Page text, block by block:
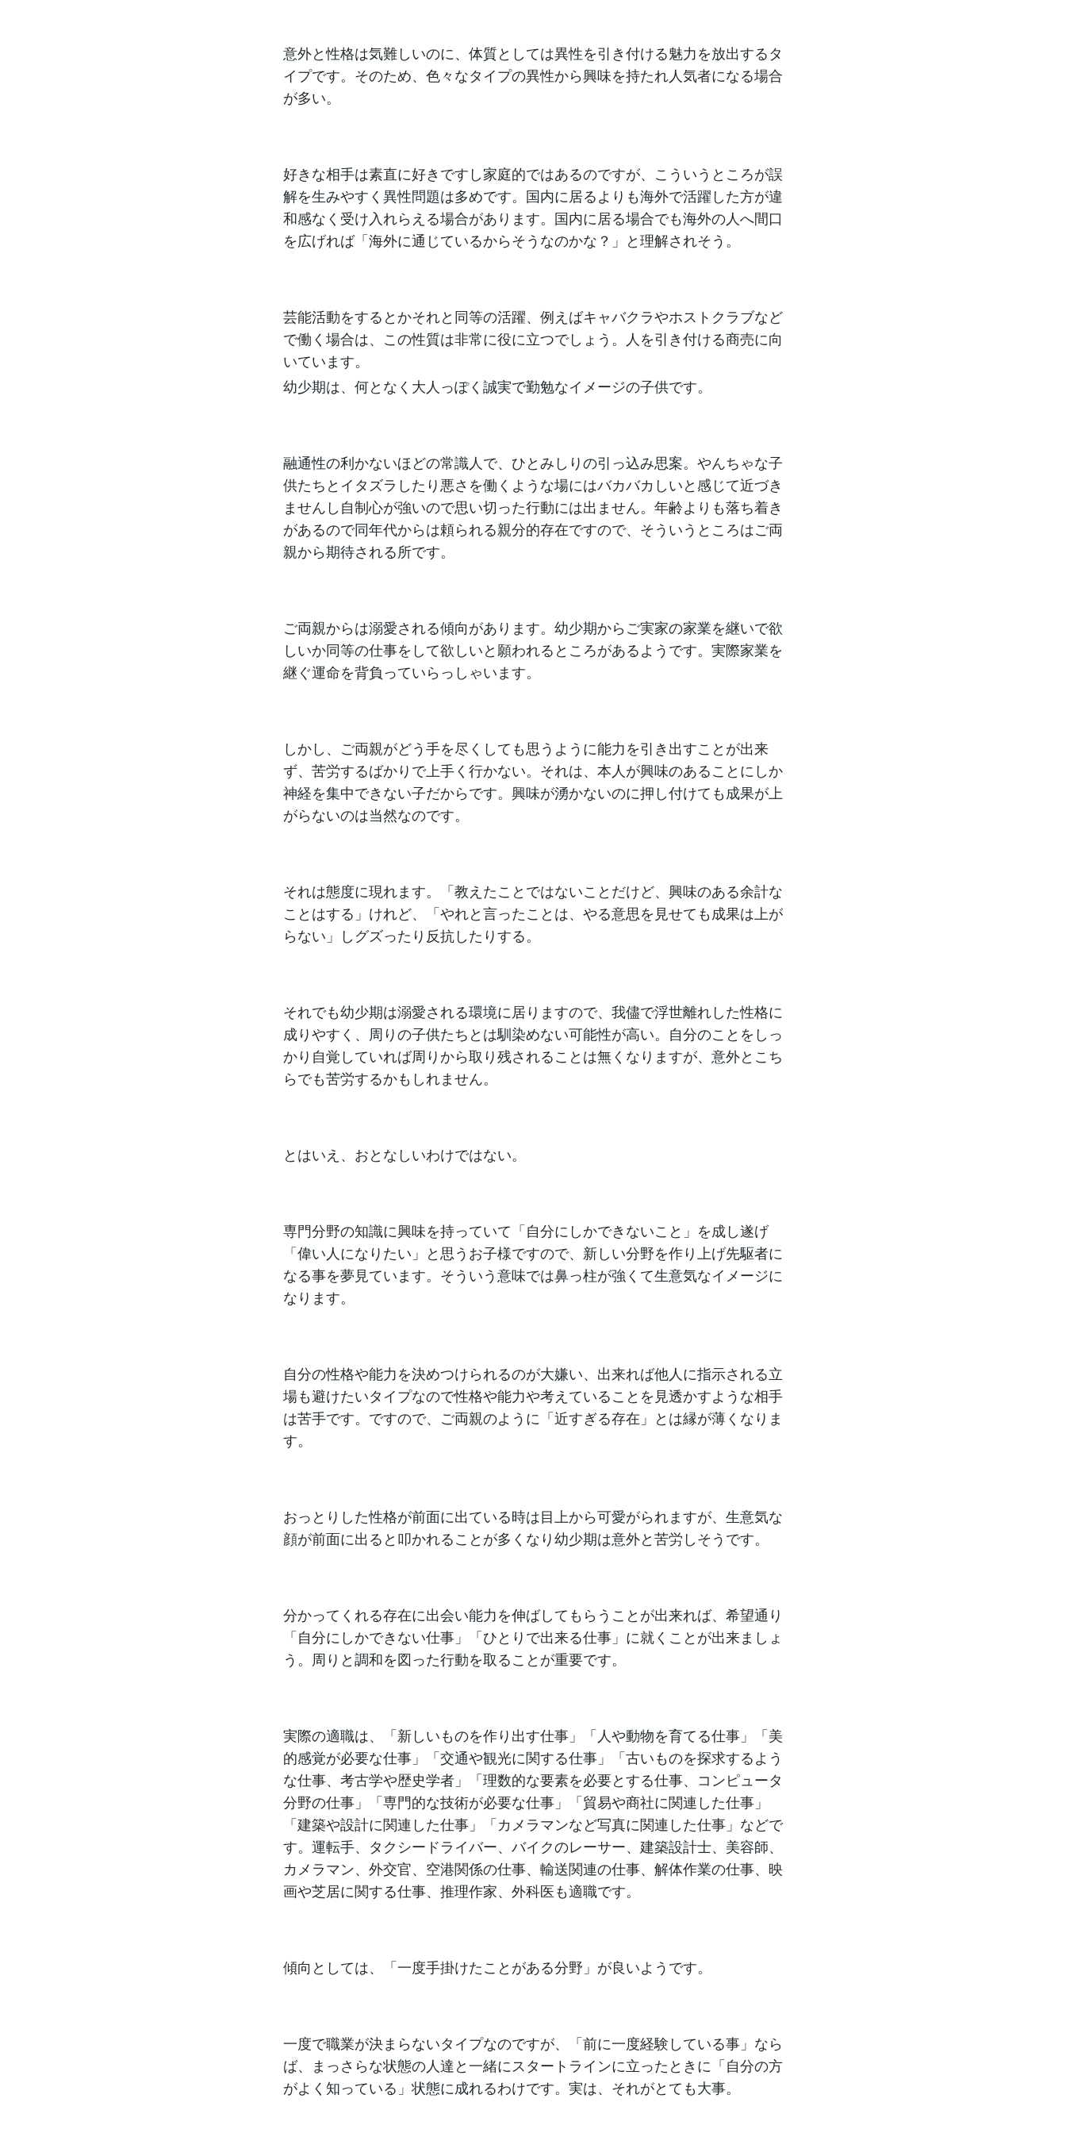
意外と性格は気難しいのに、体質としては異性を引き付ける魅力を放出するタ
イプです。そのため、色々なタイプの異性から興味を持たれ人気者になる場合
が多い。
好きな相手は素直に好きですし家庭的ではあるのですが、こういうところが誤
解を生みやすく異性問題は多めです。国内に居るよりも海外で活躍した方が違
和感なく受け入れらえる場合があります。国内に居る場合でも海外の人へ間口
を広げれば「海外に通じているからそうなのかな？」と理解されそう。
芸能活動をするとかそれと同等の活躍、例えばキャバクラやホストクラブなど
で働く場合は、この性質は非常に役に立つでしょう。人を引き付ける商売に向
いています。
幼少期は、何となく大人っぽく誠実で勤勉なイメージの子供です。
融通性の利かないほどの常識人で、ひとみしりの引っ込み思案。やんちゃな子
供たちとイタズラしたり悪さを働くような場にはバカバカしいと感じて近づき
ませんし自制心が強いので思い切った行動には出ません。年齢よりも落ち着き
があるので同年代からは頼られる親分的存在ですので、そういうところはご両
親から期待される所です。
ご両親からは溺愛される傾向があります。幼少期からご実家の家業を継いで欲
しいか同等の仕事をして欲しいと願われるところがあるようです。実際家業を
継ぐ運命を背負っていらっしゃいます。
しかし、ご両親がどう手を尽くしても思うように能力を引き出すことが出来
ず、苦労するばかりで上手く行かない。それは、本人が興味のあることにしか
神経を集中できない子だからです。興味が湧かないのに押し付けても成果が上
がらないのは当然なのです。
それは態度に現れます。「教えたことではないことだけど、興味のある余計な
ことはする」けれど、「やれと言ったことは、やる意思を見せても成果は上が
らない」しグズったり反抗したりする。
それでも幼少期は溺愛される環境に居りますので、我儘で浮世離れした性格に
成りやすく、周りの子供たちとは馴染めない可能性が高い。自分のことをしっ
かり自覚していれば周りから取り残されることは無くなりますが、意外とこち
らでも苦労するかもしれません。
とはいえ、おとなしいわけではない。
専門分野の知識に興味を持っていて「自分にしかできないこと」を成し遂げ
「偉い人になりたい」と思うお子様ですので、新しい分野を作り上げ先駆者に
なる事を夢見ています。そういう意味では鼻っ柱が強くて生意気なイメージに
なります。
自分の性格や能力を決めつけられるのが大嫌い、出来れば他人に指示される立
場も避けたいタイプなので性格や能力や考えていることを見透かすような相手
は苦手です。ですので、ご両親のように「近すぎる存在」とは縁が薄くなりま
す。
おっとりした性格が前面に出ている時は目上から可愛がられますが、生意気な
顔が前面に出ると叩かれることが多くなり幼少期は意外と苦労しそうです。
分かってくれる存在に出会い能力を伸ばしてもらうことが出来れば、希望通り
「自分にしかできない仕事」「ひとりで出来る仕事」に就くことが出来ましょ
う。周りと調和を図った行動を取ることが重要です。
実際の適職は、「新しいものを作り出す仕事」「人や動物を育てる仕事」「美
的感覚が必要な仕事」「交通や観光に関する仕事」「古いものを探求するよう
な仕事、考古学や歴史学者」「理数的な要素を必要とする仕事、コンピュータ
分野の仕事」「専門的な技術が必要な仕事」「貿易や商社に関連した仕事」
「建築や設計に関連した仕事」「カメラマンなど写真に関連した仕事」などで
す。運転手、タクシードライバー、バイクのレーサー、建築設計士、美容師、
カメラマン、外交官、空港関係の仕事、輸送関連の仕事、解体作業の仕事、映
画や芝居に関する仕事、推理作家、外科医も適職です。
傾向としては、「一度手掛けたことがある分野」が良いようです。
一度で職業が決まらないタイプなのですが、「前に一度経験している事」なら
ば、まっさらな状態の人達と一緒にスタートラインに立ったときに「自分の方
がよく知っている」状態に成れるわけです。実は、それがとても大事。